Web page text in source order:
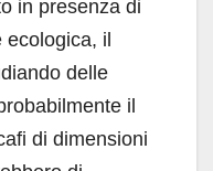
in presenza di
ecologica, il
delle
il
di dimensioni